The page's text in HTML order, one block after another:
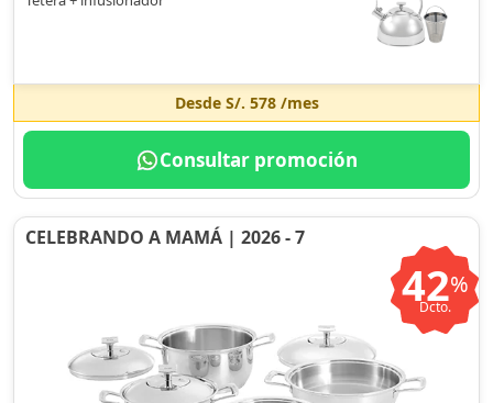
Desde S/. 578/mes
Consultar promoción
CELEBRANDO A MAMÁ | 2026 - 7
42%
Dcto.